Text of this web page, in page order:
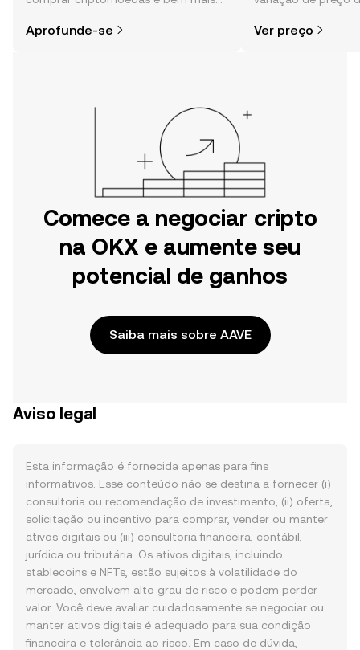
especialmente quando você já sabe
Aprofunde-se
e muito mais.
Ver preço
Comece a negociar cripto
na OKX e aumente seu
potencial de ganhos
Saiba mais sobre AAVE
Aviso legal
Esta informação é fornecida apenas para fins
informativos. Esse conteúdo não se destina a fornecer (i)
consultoria ou recomendação de investimento, (ii) oferta,
solicitação ou incentivo para comprar, vender ou manter
ativos digitais ou (iii) consultoria financeira, contábil,
jurídica ou tributária. Os ativos digitais, incluindo
stablecoins e NFTs, estão sujeitos à volatilidade do
mercado, envolvem alto grau de risco e podem perder
valor. Você deve avaliar cuidadosamente se negociar ou
manter ativos digitais é adequado para sua condição
financeira e tolerância ao risco. Em caso de dúvida,